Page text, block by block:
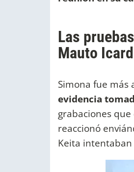
Las
Mauto
Simona fue más
evidencia
grabaciones
reaccionó
Keita